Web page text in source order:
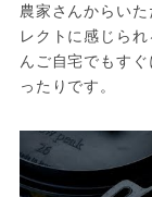
農家さんからい
レクトに感じら
んご自宅でもす
ったりです。